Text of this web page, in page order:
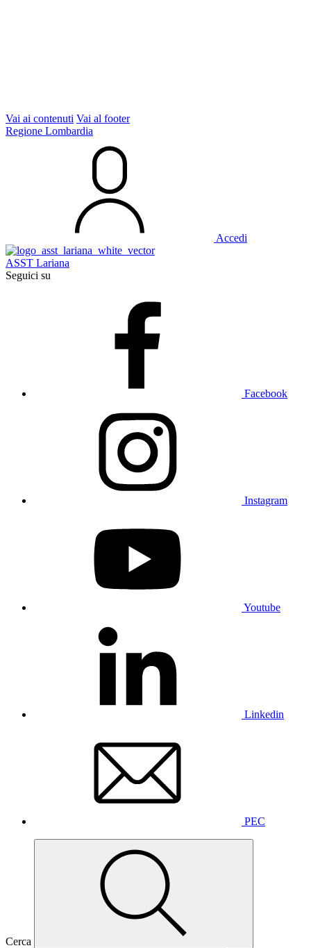
Vai ai contenuti Vai al footer
Regione Lombardia
Accedi
ASST Lariana
Seguici su
Facebook
Instagram
Youtube
Linkedin
PEC
Cerca